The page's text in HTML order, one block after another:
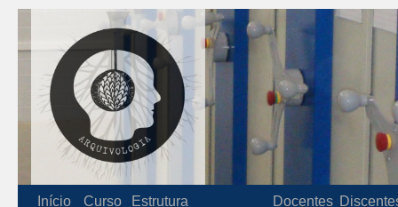
Início Curso Estrutura Docentes